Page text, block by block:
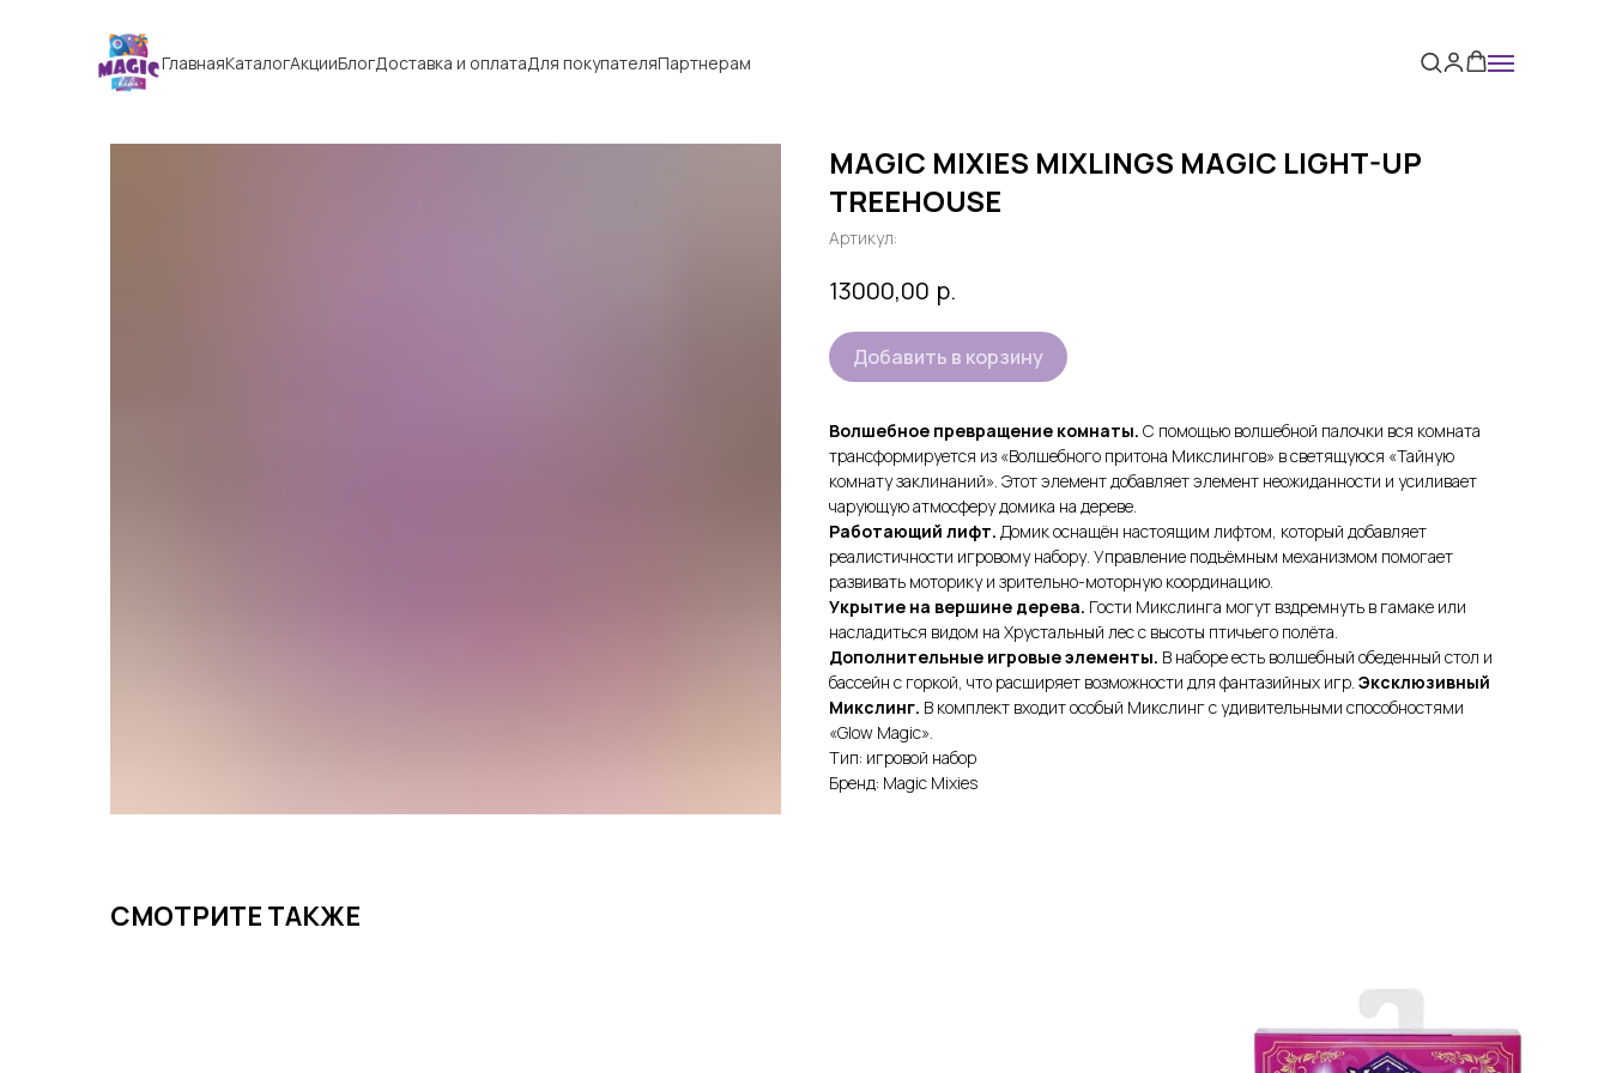
ГлавнаяКаталогАкцииБлогДоставка и оплатаДля покупателяПартнерам
MAGIC MIXIES MIXLINGS MAGIC LIGHT-UP
TREEHOUSE
Артикул:
13000,00 р.
Добавить в корзину
Волшебное превращение комнаты. С помощью волшебной палочки вся комната
трансформируется из «Волшебного притона Микслингов» в светящуюся «Тайную
комнату заклинаний». Этот элемент добавляет элемент неожиданности и усиливает
чарующую атмосферу домика на дереве.
Работающий лифт. Домик оснащён настоящим лифтом, который добавляет
реалистичности игровому набору. Управление подъёмным механизмом помогает
развивать моторику и зрительно-моторную координацию.
Укрытие на вершине дерева. Гости Микслинга могут вздремнуть в гамаке или
насладиться видом на Хрустальный лес с высоты птичьего полёта.
Дополнительные игровые элементы. В наборе есть волшебный обеденный стол и
бассейн с горкой, что расширяет возможности для фантазийных игр. Эксклюзивный
Микслинг. В комплект входит особый Микслинг с удивительными способностями
«Glow Magic».
Тип: игровой набор
Бренд: Magic Mixies
СМОТРИТЕ ТАКЖЕ